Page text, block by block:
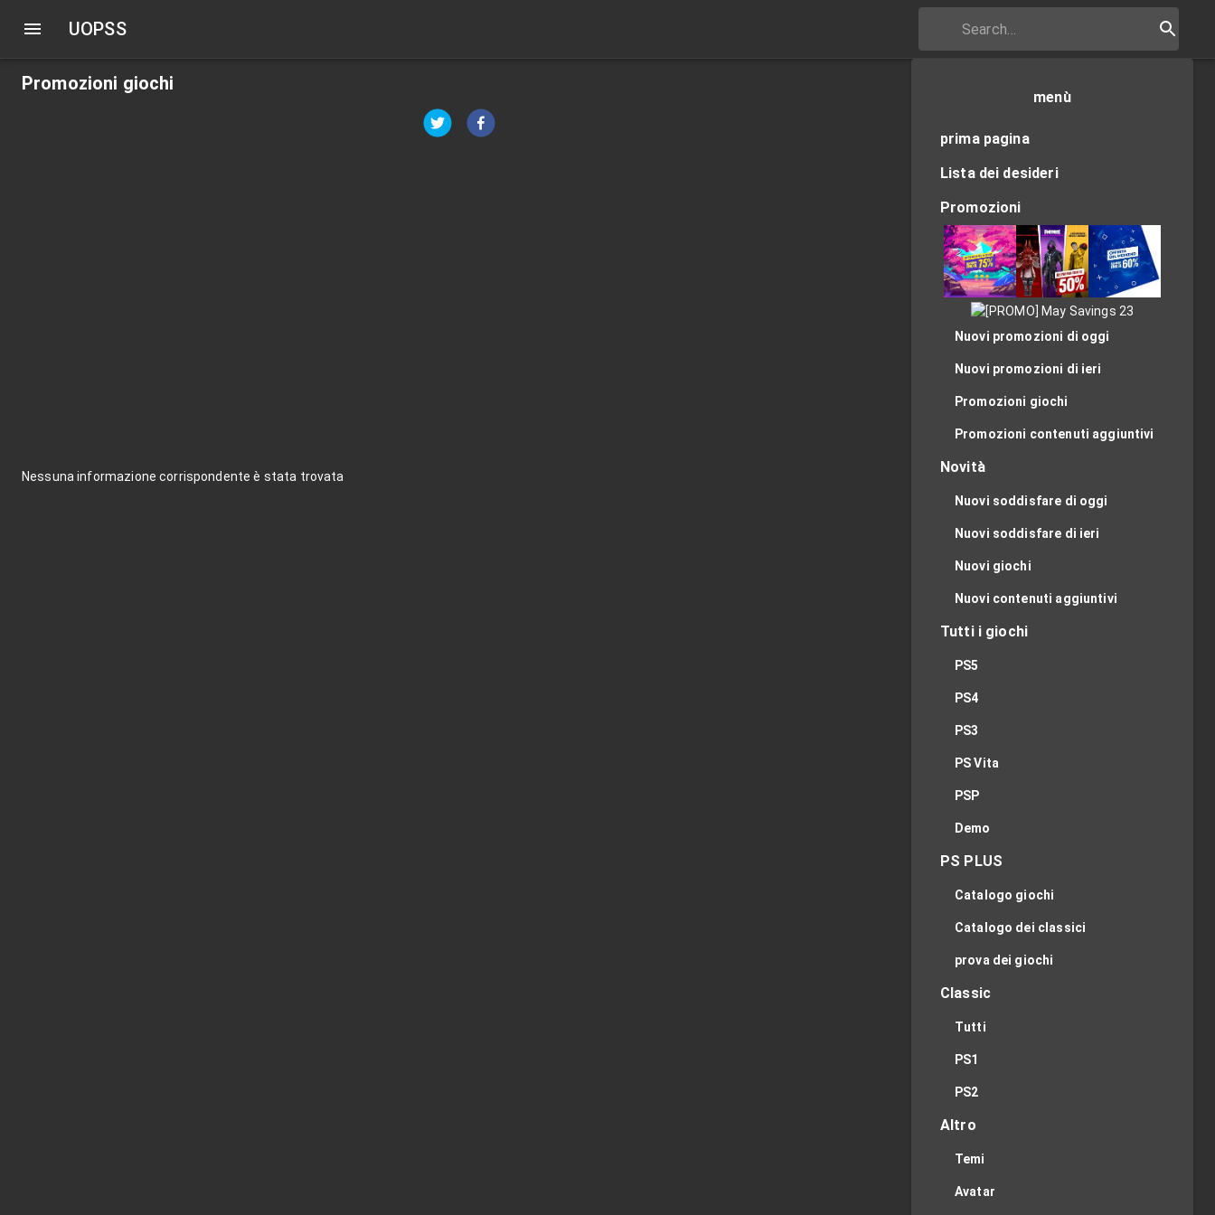
UOPSS
Promozioni giochi
Nessuna informazione corrispondente è stata trovata
menù
prima pagina
Lista dei desideri
Promozioni
Nuovi promozioni di oggi
Nuovi promozioni di ieri
Promozioni giochi
Promozioni contenuti aggiuntivi
Novità
Nuovi soddisfare di oggi
Nuovi soddisfare di ieri
Nuovi giochi
Nuovi contenuti aggiuntivi
Tutti i giochi
PS5
PS4
PS3
PS Vita
PSP
Demo
PS PLUS
Catalogo giochi
Catalogo dei classici
prova dei giochi
Classic
Tutti
PS1
PS2
Altro
Temi
Avatar